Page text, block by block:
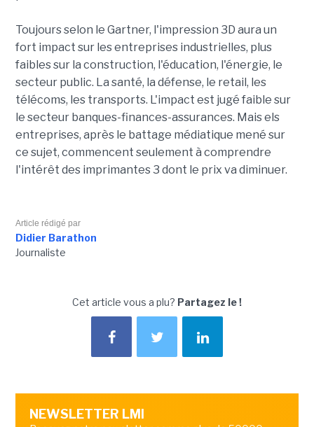
Toujours selon le Gartner, l'impression 3D aura un
fort impact sur les entreprises industrielles, plus
faibles sur la construction, l'éducation, l'énergie, le
secteur public. La santé, la défense, le retail, les
télécoms, les transports. L'impact est jugé faible sur
le secteur banques-finances-assurances. Mais els
entreprises, après le battage médiatique mené sur
ce sujet, commencent seulement à comprendre
l'intérêt des imprimantes 3 dont le prix va diminuer.
Article rédigé par
Didier Barathon
Journaliste
Cet article vous a plu? Partagez le !
NEWSLETTER LMI